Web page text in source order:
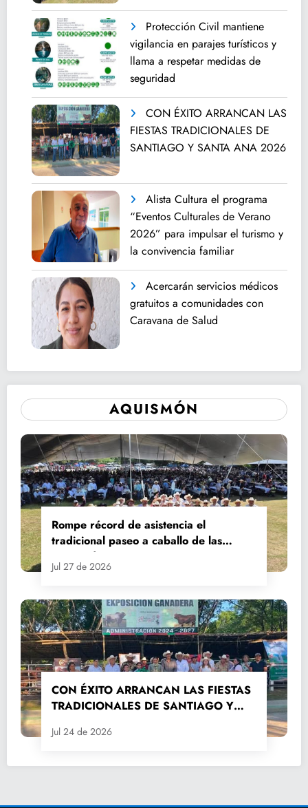
Protección Civil mantiene
vigilancia en parajes turísticos y
llama a respetar medidas de
seguridad
CON ÉXITO ARRANCAN LAS
FIESTAS TRADICIONALES DE
SANTIAGO Y SANTA ANA 2026
Alista Cultura el programa
“Eventos Culturales de Verano
2026” para impulsar el turismo y
la convivencia familiar
Acercarán servicios médicos
gratuitos a comunidades con
Caravana de Salud
AQUISMÓN
Rompe récord de asistencia el
tradicional paseo a caballo de las
Fiestas de Santiago y Santa Ana
Jul 27 de 2026
CON ÉXITO ARRANCAN LAS FIESTAS
TRADICIONALES DE SANTIAGO Y
Jul 24 de 2026